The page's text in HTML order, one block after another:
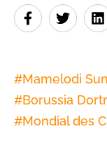
#Mamelodi
#Borussia
#Mondial des